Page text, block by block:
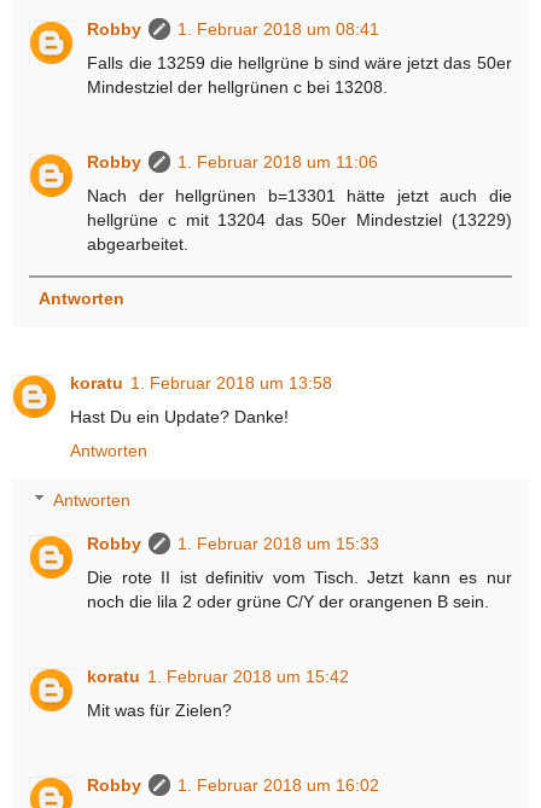
Robby
1. Februar 2018 um 08:41
Falls die 13259 die hellgrüne b sind wäre jetzt das 50er
Mindestziel der hellgrünen c bei 13208.
Robby
1. Februar 2018 um 11:06
Nach der hellgrünen b=13301 hätte jetzt auch die
hellgrüne c mit 13204 das 50er Mindestziel (13229)
abgearbeitet.
Antworten
koratu 1. Februar 2018 um 13:58
Hast Du ein Update? Danke!
Antworten
Antworten
Robby
1. Februar 2018 um 15:33
Die rote II ist definitiv vom Tisch. Jetzt kann es nur
noch die lila 2 oder grüne C/Y der orangenen B sein.
koratu 1. Februar 2018 um 15:42
Mit was für Zielen?
Robby
1. Februar 2018 um 16:02